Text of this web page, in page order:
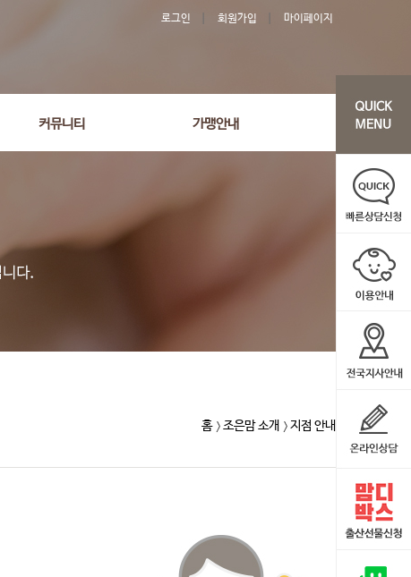
로그인 회원가입 마이페이지
커뮤니티 가맹안내
홈 조은맘 소개 지점 안내